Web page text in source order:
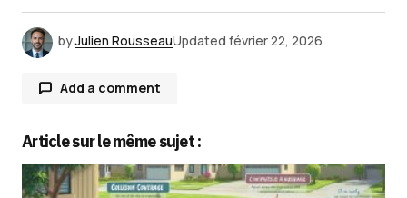
byJulien RousseauUpdated février 22, 2026
Add a comment
Votre adresse e-mail ne sera pas publiée.Les
champs obligatoires sont indiqués avec*
Article sur le même sujet :